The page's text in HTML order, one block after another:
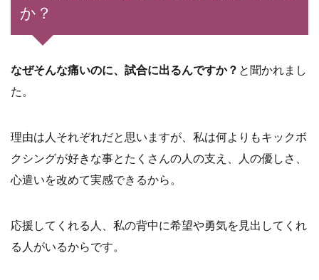
か？
なぜそんな痛いのに、試合に出るんですか？ と聞かれまし
た。
理由は人それぞれだと思いますが、私は何よりもキックボ
クシングが好きな事とたくさんの人の支え、人の優しさ、
心遣いを改めて実感できるから。
応援してくれる人、私の背中に希望や勇気を見出してくれ
る人がいるからです。